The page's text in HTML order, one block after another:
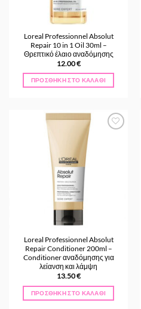
Loreal Professionnel Absolut
Repair 10 in 1 Oil 30ml –
Θρεπτικό έλαιο αναδόμησης
12.00€
ΠΡΟΣΘΉΚΗ ΣΤΟ ΚΑΛΆΘΙ
Loreal Professionnel Absolut
Repair Conditioner 200ml –
Conditioner αναδόμησης για
λείανση και λάμψη
13.50€
ΠΡΟΣΘΉΚΗ ΣΤΟ ΚΑΛΆΘΙ